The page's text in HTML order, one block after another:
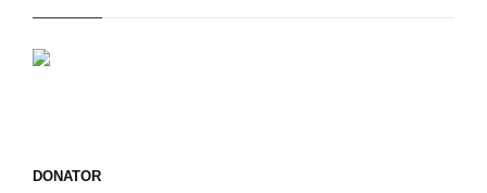
DONATOR